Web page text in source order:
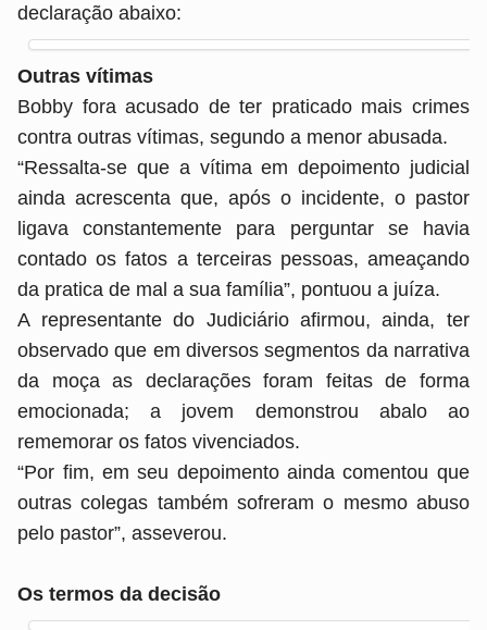
declaração abaixo:
Outras vítimas
Bobby fora acusado de ter praticado mais crimes
contra outras vítimas, segundo a menor abusada.
“Ressalta-se que a vítima em depoimento judicial
ainda acrescenta que, após o incidente, o pastor
ligava constantemente para perguntar se havia
contado os fatos a terceiras pessoas, ameaçando
da pratica de mal a sua família”, pontuou a juíza.
A representante do Judiciário afirmou, ainda, ter
observado que em diversos segmentos da narrativa
da moça as declarações foram feitas de forma
emocionada; a jovem demonstrou abalo ao
rememorar os fatos vivenciados.
“Por fim, em seu depoimento ainda comentou que
outras colegas também sofreram o mesmo abuso
pelo pastor”, asseverou.
Os termos da decisão